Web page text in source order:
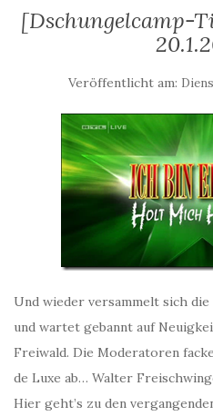
[Dschungelcamp-
Veröffentlicht am:
Und wieder versammelt sich
und wartet gebannt auf
Freiwald. Die Moderatoren
de Luxe ab… Walter
Hier geht’s zu den